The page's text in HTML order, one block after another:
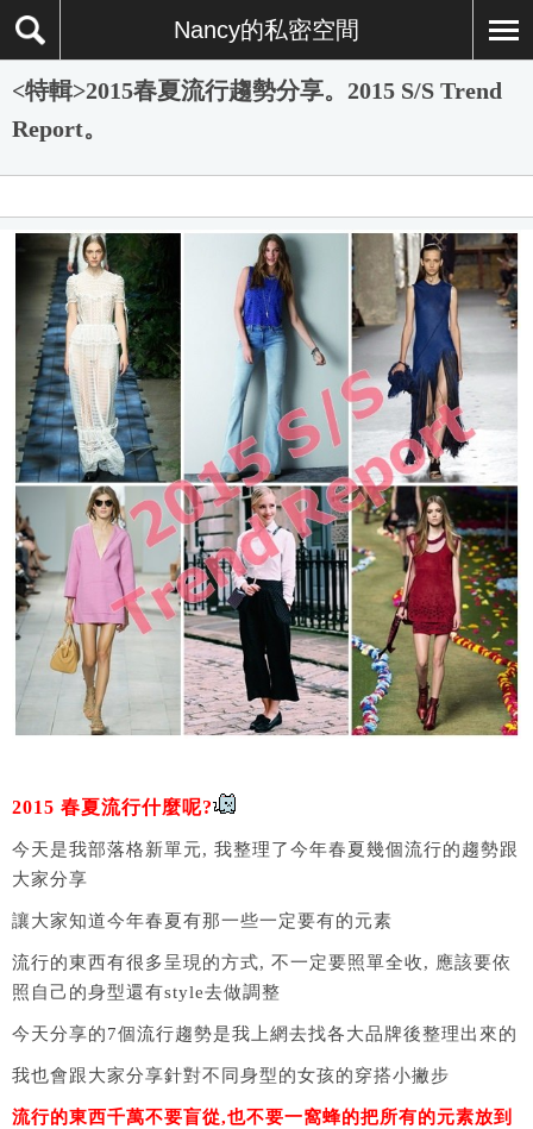
Nancy的私密空間
<特輯>2015春夏流行趨勢分享。2015 S/S Trend
Report。
2015 春夏流行什麼呢?
今天是我部落格新單元, 我整理了今年春夏幾個流行的趨勢跟
大家分享
讓大家知道今年春夏有那一些一定要有的元素
流行的東西有很多呈現的方式, 不一定要照單全收, 應該要依
照自己的身型還有style去做調整
今天分享的7個流行趨勢是我上網去找各大品牌後整理出來的
我也會跟大家分享針對不同身型的女孩的穿搭小撇步
流行的東西千萬不要盲從,也不要一窩蜂的把所有的元素放到